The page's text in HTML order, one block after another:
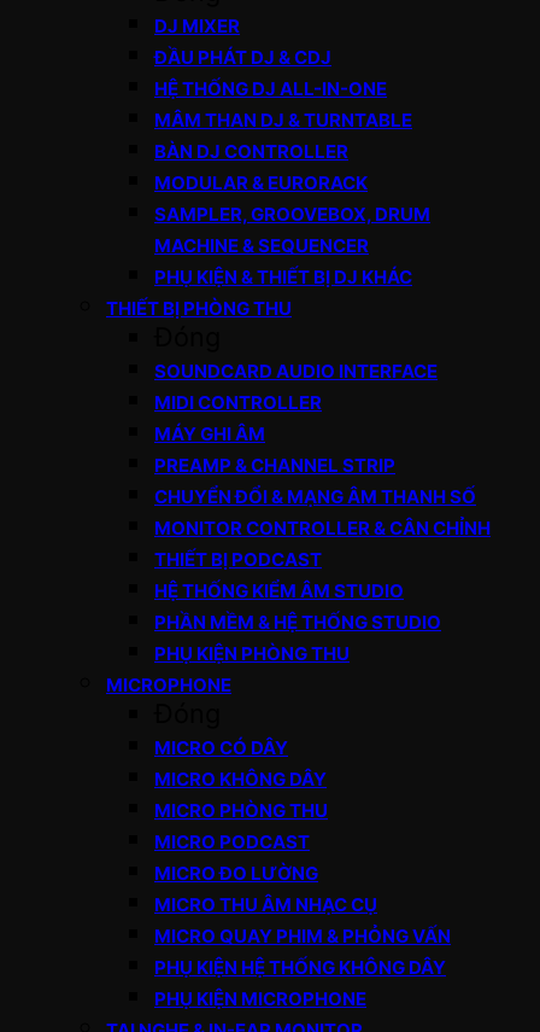
DJ MIXER
ĐẦU PHÁT DJ & CDJ
HỆ THỐNG DJ ALL-IN-ONE
MÂM THAN DJ & TURNTABLE
BÀN DJ CONTROLLER
MODULAR & EURORACK
SAMPLER, GROOVEBOX, DRUM
MACHINE & SEQUENCER
PHỤ KIỆN & THIẾT BỊ DJ KHÁC
THIẾT BỊ PHÒNG THU
SOUNDCARD AUDIO INTERFACE
MIDI CONTROLLER
MÁY GHI ÂM
PREAMP & CHANNEL STRIP
CHUYỂN ĐỔI & MẠNG ÂM THANH SỐ
MONITOR CONTROLLER & CÂN CHỈNH
THIẾT BỊ PODCAST
HỆ THỐNG KIỂM ÂM STUDIO
PHẦN MỀM & HỆ THỐNG STUDIO
PHỤ KIỆN PHÒNG THU
MICROPHONE
MICRO CÓ DÂY
MICRO KHÔNG DÂY
MICRO PHÒNG THU
MICRO PODCAST
MICRO ĐO LƯỜNG
MICRO THU ÂM NHẠC CỤ
MICRO QUAY PHIM & PHỎNG VẤN
PHỤ KIỆN HỆ THỐNG KHÔNG DÂY
PHỤ KIỆN MICROPHONE